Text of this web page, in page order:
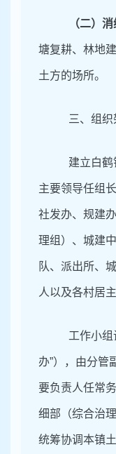
（二）消
塘复耕、林地
土方的场所。
三、组织
建立白
主要领导任组
社发办、规建
理组）、城建
队、派出所、
人以及各村居
工作小
办”），由分管
要负责人任常
细部（综合治
统筹协调本镇